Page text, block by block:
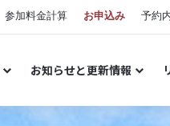
参加料金計算 お申込み 予約
お知らせと更新情報